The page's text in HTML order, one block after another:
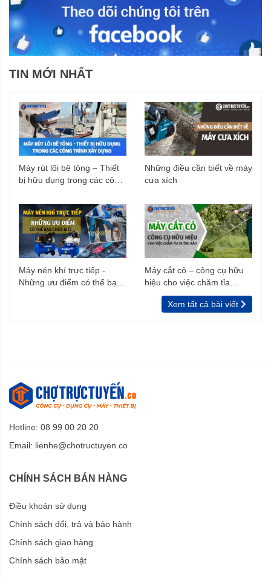
TIN MỚI NHẤT
Máy rút lõi bê tông – Thiết
bị hữu dụng trong các công
Những điều cần biết về máy
cưa xích
Máy nén khí trực tiếp -
Những ưu điểm có thể bạn
Máy cắt cỏ – công cụ hữu
hiệu cho việc chăm tỉa
vườn, rào
Xem tất cả bài viết
Hotline: 08 99 00 20 20
Email: lienhe@chotructuyen.co
CHÍNH SÁCH BÁN HÀNG
Điều khoản sử dụng
Chính sách đổi, trả và bảo hành
Chính sách giao hàng
Chính sách bảo mật